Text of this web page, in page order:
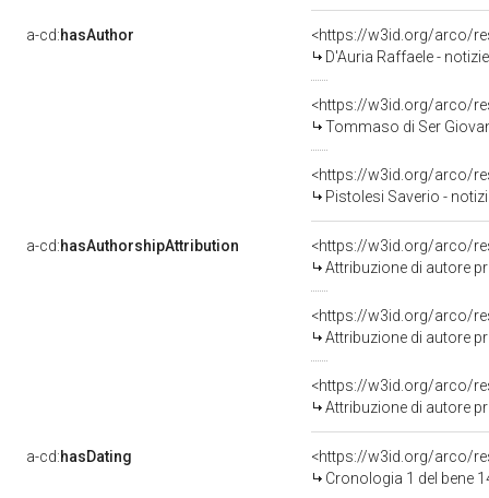
a-cd:hasAuthor
<https://w3id.org/arco/
D'Auria Raffaele -
<https://w3id.org/arco/
Tommaso di Ser
<https://w3id.org/arco/
Pistolesi Saverio -
a-cd:hasAuthorshipAttribution
<https://w3id.org/arco/
Attribuzione di autore
<https://w3id.org/arco/
Attribuzione di autore
<https://w3id.org/arco/
Attribuzione di autore
a-cd:hasDating
<https://w3id.org/arco/
Cronologia 1 del bene